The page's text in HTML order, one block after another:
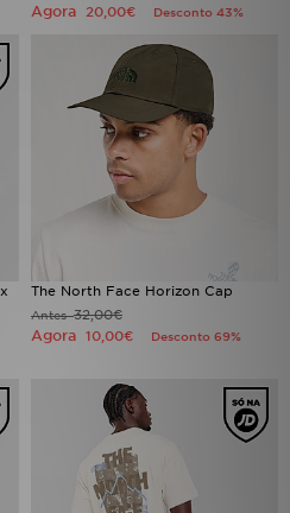
Agora 20,00€ Desconto 43%
The North Face Horizon Cap
Antes32,00€
Agora 10,00€ Desconto 69%